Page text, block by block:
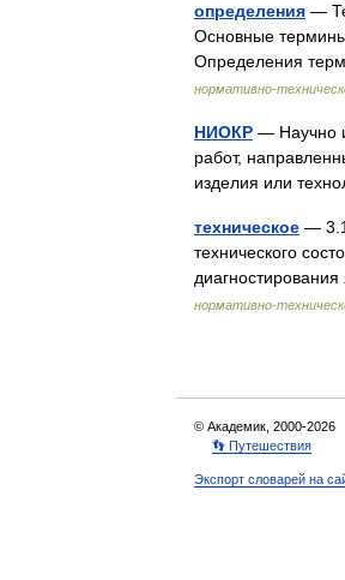
определения —
Основные
Определения
нормативно-
НИОКР — Научно
работ,
изделия или
техническое —
технического
нормативно-
© Академик, 2000-2026
👣 Путешествия
Экспорт словарей на